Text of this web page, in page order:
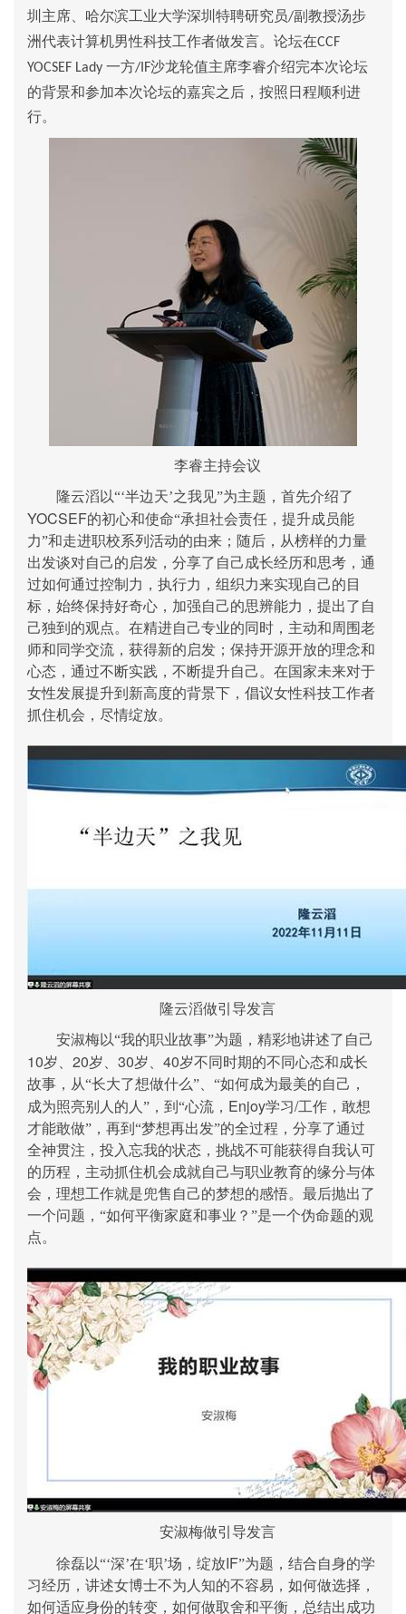
圳主席、哈尔滨工业大学深圳特聘研究员/副教授汤步
洲代表计算机男性科技工作者做发言。论坛在CCF
YOCSEF Lady 一方/IF沙龙轮值主席李睿介绍完本次论坛
的背景和参加本次论坛的嘉宾之后，按照日程顺利进
行。
李睿主持会议
隆云滔以“‘半边天’之我见”为主题，首先介绍了
YOCSEF的初心和使命“承担社会责任，提升成员能
力”和走进职校系列活动的由来；随后，从榜样的力量
出发谈对自己的启发，分享了自己成长经历和思考，通
过如何通过控制力，执行力，组织力来实现自己的目
标，始终保持好奇心，加强自己的思辨能力，提出了自
己独到的观点。在精进自己专业的同时，主动和周围老
师和同学交流，获得新的启发；保持开源开放的理念和
心态，通过不断实践，不断提升自己。在国家未来对于
女性发展提升到新高度的背景下，倡议女性科技工作者
抓住机会，尽情绽放。
隆云滔做引导发言
安淑梅以“我的职业故事”为题，精彩地讲述了自己
10岁、 20岁、 30岁、 40岁不同时期的不同心态和成长
故事，从“长大了想做什么”、“如何成为最美的自己，
成为照亮别人的人”，到“心流， Enjoy学习/工作，敢想
才能敢做”，再到“梦想再出发”的全过程，分享了通过
全神贯注，投入忘我的状态，挑战不可能获得自我认可
的历程，主动抓住机会成就自己与职业教育的缘分与体
会，理想工作就是兜售自己的梦想的感悟。最后抛出了
一个问题，“如何平衡家庭和事业？”是一个伪命题的观
点。
安淑梅做引导发言
徐磊以“‘深’在‘职’场，绽放IF”为题，结合自身的学
习经历，讲述女博士不为人知的不容易，如何做选择，
如何适应身份的转变，如何做取舍和平衡，总结出成功